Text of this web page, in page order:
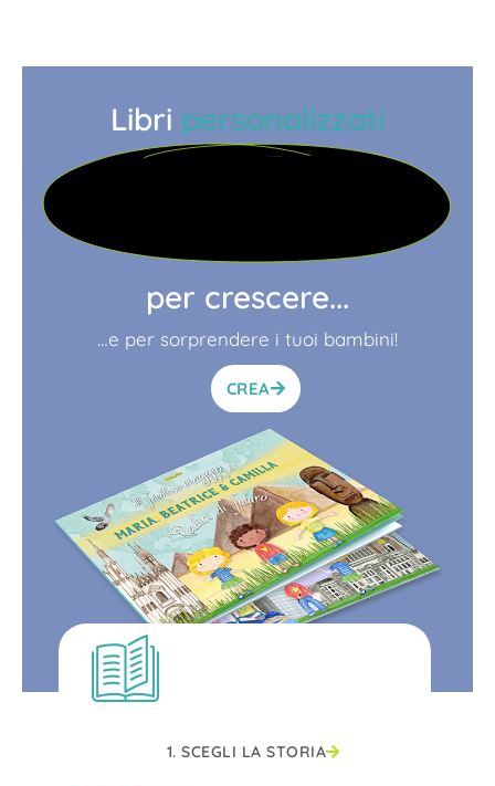
Libri personalizzati
per crescere...
…e per sorprendere i tuoi bambini!
CREA
1. SCEGLI LA STORIA